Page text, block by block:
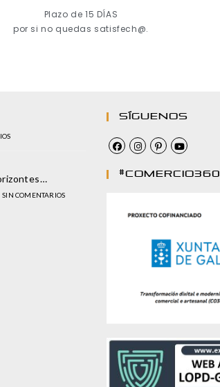
Plazo de 15 DÍAS
por si no quedas satisfech@.
SIN COMENTARIOS
Síguenos
#comercio360